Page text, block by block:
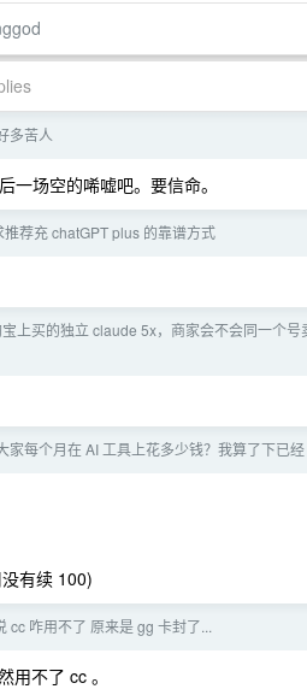
多苦人
一场空的唏嘘吧。要信命。
推荐充 chatGPT plus 的靠谱方式
上买的独立 claude 5x，商家会不会同一个号
家每个月在 AI 工具上花多少钱？我算了下已
有续 100)
cc 咋用不了 原来是 gg 卡封了...
用不了 cc 。